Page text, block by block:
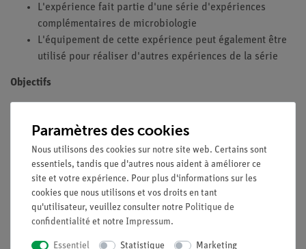
L'expérience fait partie d'une série d'expériences
complémentaires de microbiologie
L'équipement de cette expérience peut également être
utilisé pour réaliser d'autres expériences de la série
Objectifs
dans l'air.
sur des objets d'usage quotidien.
de micro-organismes sur la peau.
de microogranismes sur les insectes.
Ce que vous pouvez apprendre sur
Paramètres des cookies
Nous utilisons des cookies sur notre site web. Certains sont
essentiels, tandis que d'autres nous aident à améliorer ce
site et votre expérience. Pour plus d'informations sur les
cookies que nous utilisons et vos droits en tant
qu'utilisateur, veuillez consulter notre Politique de
confidentialité et notre Impressum.
Essentiel Statistique Marketing